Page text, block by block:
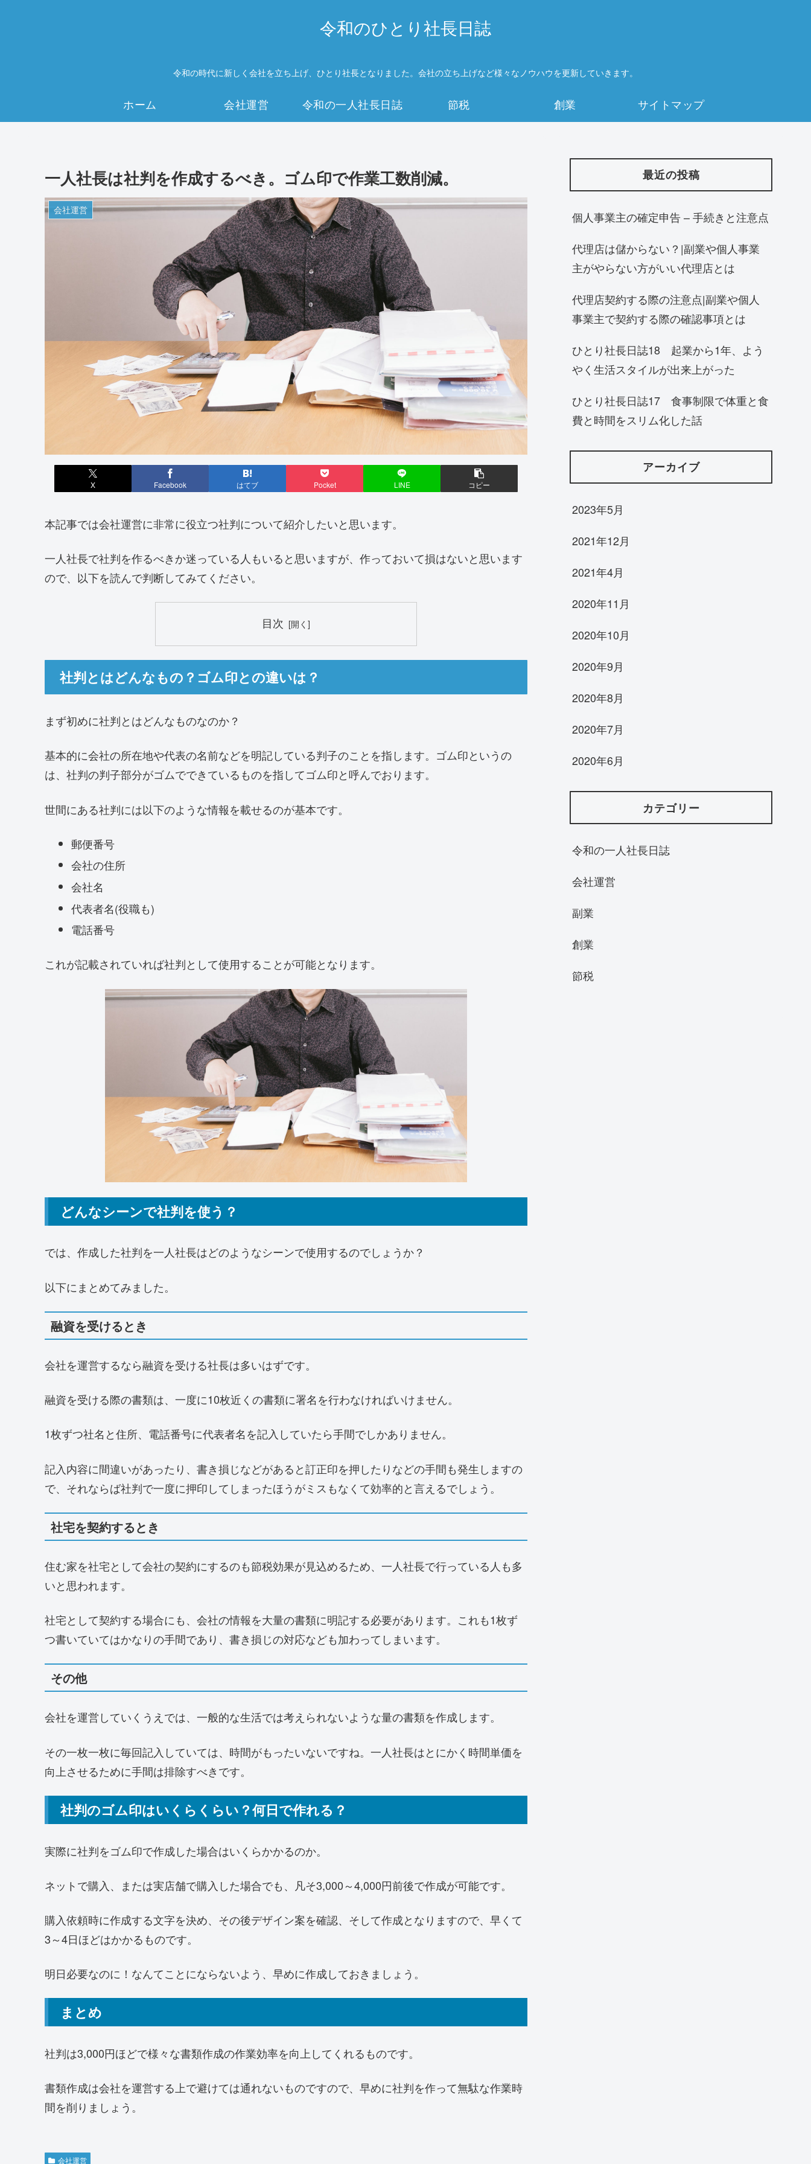
令和のひとり社長日誌
令和の時代に新しく会社を立ち上げ、ひとり社長となりました。会社の立ち上げなど様々なノウハウを更新していきます。
ホーム 会社運営 令和の一人社長日誌 節税 創業 サイトマップ
一人社長は社判を作成するべき。ゴム印で作業工数削減。
会社運営
X Facebook はてブ Pocket LINE コピー
本記事では会社運営に非常に役立つ社判について紹介したいと思います。
一人社長で社判を作るべきか迷っている人もいると思いますが、作っておいて損はないと思います
ので、以下を読んで判断してみてください。
目次
社判とはどんなもの？ゴム印との違いは？
まず初めに社判とはどんなものなのか？
基本的に会社の所在地や代表の名前などを明記している判子のことを指します。ゴム印というの
は、社判の判子部分がゴムでできているものを指してゴム印と呼んでおります。
世間にある社判には以下のような情報を載せるのが基本です。
郵便番号
会社の住所
会社名
代表者名(役職も)
電話番号
これが記載されていれば社判として使用することが可能となります。
どんなシーンで社判を使う？
では、作成した社判を一人社長はどのようなシーンで使用するのでしょうか？
以下にまとめてみました。
融資を受けるとき
会社を運営するなら融資を受ける社長は多いはずです。
融資を受ける際の書類は、一度に10枚近くの書類に署名を行わなければいけません。
1枚ずつ社名と住所、電話番号に代表者名を記入していたら手間でしかありません。
記入内容に間違いがあったり、書き損じなどがあると訂正印を押したりなどの手間も発生しますの
で、それならば社判で一度に押印してしまったほうがミスもなくて効率的と言えるでしょう。
社宅を契約するとき
住む家を社宅として会社の契約にするのも節税効果が見込めるため、一人社長で行っている人も多
いと思われます。
社宅として契約する場合にも、会社の情報を大量の書類に明記する必要があります。これも1枚ず
つ書いていてはかなりの手間であり、書き損じの対応なども加わってしまいます。
その他
会社を運営していくうえでは、一般的な生活では考えられないような量の書類を作成します。
その一枚一枚に毎回記入していては、時間がもったいないですね。一人社長はとにかく時間単価を
向上させるために手間は排除すべきです。
社判のゴム印はいくらくらい？何日で作れる？
実際に社判をゴム印で作成した場合はいくらかかるのか。
ネットで購入、または実店舗で購入した場合でも、凡そ3,000～4,000円前後で作成が可能です。
購入依頼時に作成する文字を決め、その後デザイン案を確認、そして作成となりますので、早くて
3～4日ほどはかかるものです。
明日必要なのに！なんてことにならないよう、早めに作成しておきましょう。
まとめ
社判は3,000円ほどで様々な書類作成の作業効率を向上してくれるものです。
書類作成は会社を運営する上で避けては通れないものですので、早めに社判を作って無駄な作業時
間を削りましょう。
会社運営
最近の投稿
個人事業主の確定申告 – 手続きと注意点
代理店は儲からない？|副業や個人事業
主がやらない方がいい代理店とは
代理店契約する際の注意点|副業や個人
事業主で契約する際の確認事項とは
ひとり社長日誌18 起業から1年、よう
やく生活スタイルが出来上がった
ひとり社長日誌17 食事制限で体重と食
費と時間をスリム化した話
アーカイブ
2023年5月
2021年12月
2021年4月
2020年11月
2020年10月
2020年9月
2020年8月
2020年7月
2020年6月
カテゴリー
令和の一人社長日誌
会社運営
副業
創業
節税